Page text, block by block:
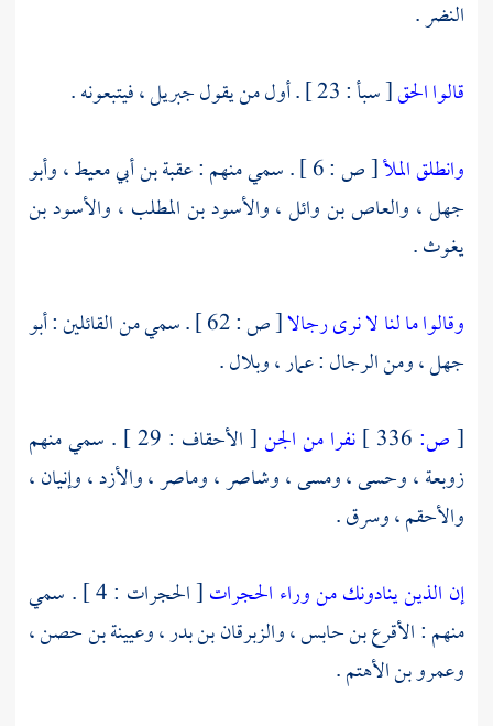
النضر.
قالوا الحق[ سبأ : 23 ] . أول من يقول جبريل ،فيتبعونه .
وانطلق الملأ[ ص : 6 ] . سمي منهم : عقبة بن أبي معيط ،وأبو
جهل ، والعاص بن وائل ،والأسود بن المطلب ، والأسود بن
يغوث.
وقالوا ما لنا لا نرى رجالا[ ص : 62 ] . سمي من القائلين :
أبو
جهل ،ومن الرجال :عمار ،وبلال.
[ص: نفرا من الجن
[ الأحقاف : 29 ] . سمي منهم
زوبعة ، وحسى ، ومسى ، وشاصر ، وماصر ، والأزد ، وإنيان ،
والأحقم ، وسرق .
إن الذين ينادونك من وراء الحجرات
[ الحجرات : 4 ] . سمي
منهم :الأقرع بن حابس ،والزبرقان بن بدر ،وعيينة بن حصن ،
وعمرو بن الأهتم.